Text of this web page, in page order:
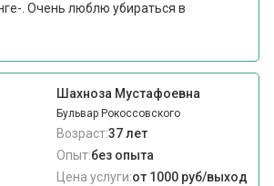
. Очень люблю убираться в
Шахноза Мустафоевна
Бульвар Рокоссовского
Возраст:37 лет
Опыт:без опыта
Цена услуги:от 1000 руб/выход